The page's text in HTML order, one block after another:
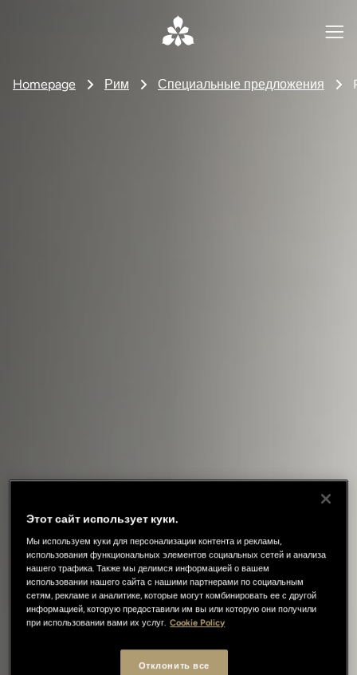
Homepage Рим Специальные предложения
Этот сайт использует куки.
Мы используем куки для персонализации контента и рекламы,
использования функциональных элементов социальных сетей и анализа
нашего трафика. Также мы делимся информацией о вашем
использовании нашего сайта с нашими партнерами по социальным
сетям, рекламе и аналитике, которые могут комбинировать ее с другой
информацией, которую предоставили им вы или которую они получили
при использовании вами их услуг. Cookie Policy
Отклонить все